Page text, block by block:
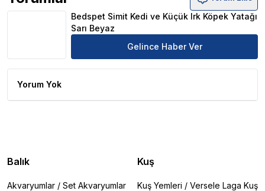
Bedspet Simit Kedi ve Küçük Irk Köpek Yatağı Sarı
Bedspet Simit Kedi ve Küçük Irk Köpek Yatağı
Sarı Beyaz
Gelince Haber Ver
Yorum Yok
Balık
Akvaryumlar / Set Akvaryumlar
Kuş
Kuş Yemleri / Versele Laga Kuş